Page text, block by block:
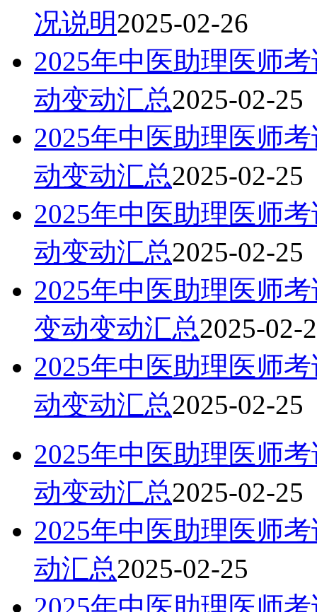
况说明2025-02-26
2025年中医助理医师
动变动汇总2025-02-25
2025年中医助理医师
动变动汇总2025-02-25
2025年中医助理医师
动变动汇总2025-02-25
2025年中医助理医师
变动变动汇总2025-02-
2025年中医助理医师
动变动汇总2025-02-25
2025年中医助理医师
动变动汇总2025-02-25
2025年中医助理医师
动汇总2025-02-25